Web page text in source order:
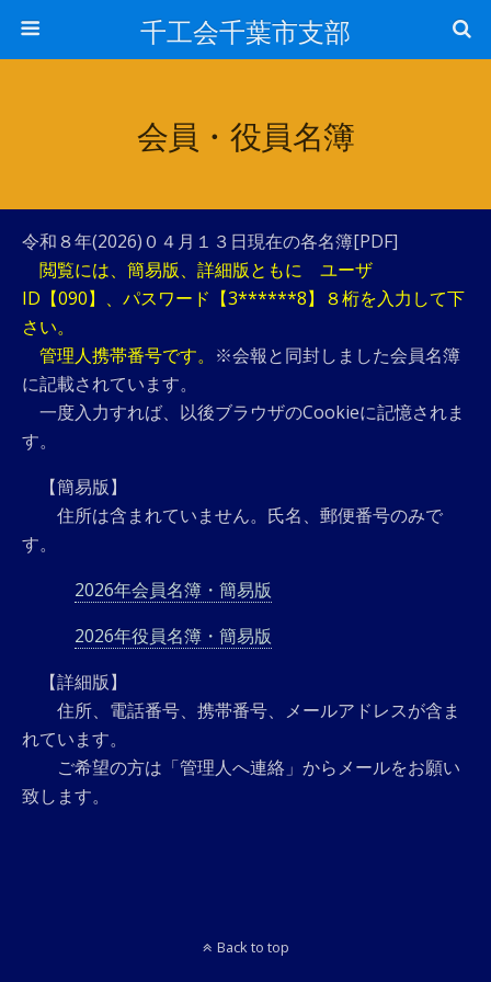
千工会千葉市支部
会員・役員名簿
令和８年(2026)０４月１３日現在の各名簿[PDF]
閲覧には、簡易版、詳細版ともに ユーザ
ID【090】、パスワード【3******8】８桁を入力して下
さい。
管理人携帯番号です。 ※会報と同封しました会員名簿
に記載されています。
一度入力すれば、以後ブラウザのCookieに記憶されま
す。
【簡易版】
住所は含まれていません。氏名、郵便番号のみで
す。
2026年会員名簿・簡易版
2026年役員名簿・簡易版
【詳細版】
住所、電話番号、携帯番号、メールアドレスが含ま
れています。
ご希望の方は「管理人へ連絡」からメールをお願い
致します。
Back to top